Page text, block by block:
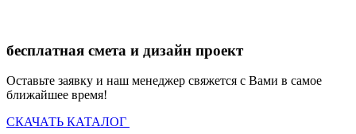
бесплатная смета и дизайн проект
Оставьте заявку и наш менеджер свяжется с Вами в самое
ближайшее время!
СКАЧАТЬ КАТАЛОГ